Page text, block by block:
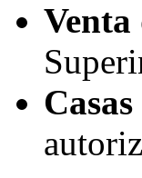
Venta